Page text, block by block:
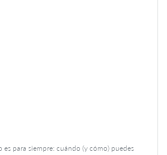
para siempre: cuándo (y cómo) puedes